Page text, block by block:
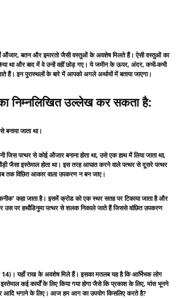
औंजार, बतन और इमारतो जैसी वस्तुओं के अवशेष मिलते हैं। ऐसी वस्तुओं का
था और बाद में वे उन्हें वहीं छोड़ गए। ये जमीन के ऊपर, अंदर, कभी-कभी
हैं। इन पुरास्थलों के बारे में आपको अगले अर्थायों में बताया जाएगा।
निम्नलिखित उल्लेख कर सकता है:
बनाया जाता था।
जिस पत्थर से कोई औजार बनाना होता था, उसे एक हाथ में लिया जाता था,
जैसा इस्तेमाल होता था। इस तरह आघात करने वाले पत्थर से दूसरे पत्थर
तक विछित आकार वाला उपकरण न बन जाए।
कहा जाता है। इसमें क्रोड को एक स्थर सतह पर टिकाया जाता है और
उस पर हथौडिनुमा पत्थर से शलक निकाले जाते हैं जिससे वांछित उपकरण
यहाँ राख के अवशेष मिले हैं। इसका मतलब यह है कि आर्भिभक लोग
कई कार्यों के लिए किया गया होगा जैसे कि प्रकाश के लिए, मांस भूनने
आदि भगाने के लिए। आज हम आग का उपयोग किसलिए करते है?